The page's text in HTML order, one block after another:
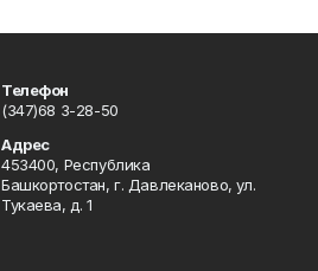
Телефон
(347)68 3-28-50
Адрес
453400, Республика
Башкортостан, г. Давлеканово, ул.
Тукаева, д. 1